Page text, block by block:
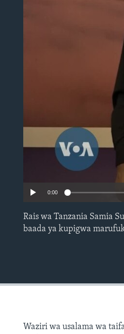
0:00
Rais wa Tanzania Samia
baada ya kupigwa
Waziri wa usalama wa